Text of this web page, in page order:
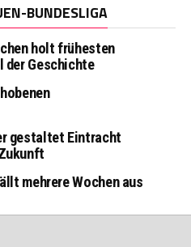
BUNDESLIGA
holt frühesten
Geschichte
gestaltet Eintracht
mehrere Wochen aus